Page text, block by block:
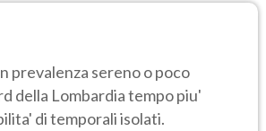
prevalenza sereno o poco
della Lombardia tempo piu'
di temporali isolati.